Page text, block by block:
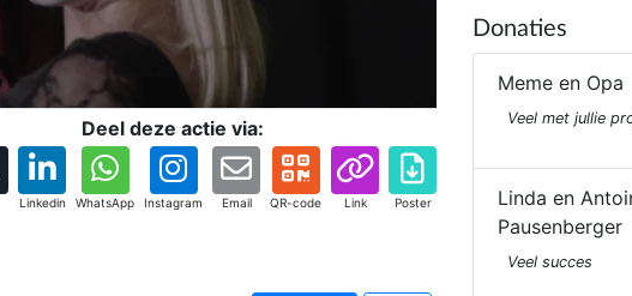
Deel deze actie via:
Linkedin WhatsApp Instagram Email QR-code Link Poster
Donaties
Meme en Opa
Veel met jullie
Linda en
Pausenberger
Veel succes